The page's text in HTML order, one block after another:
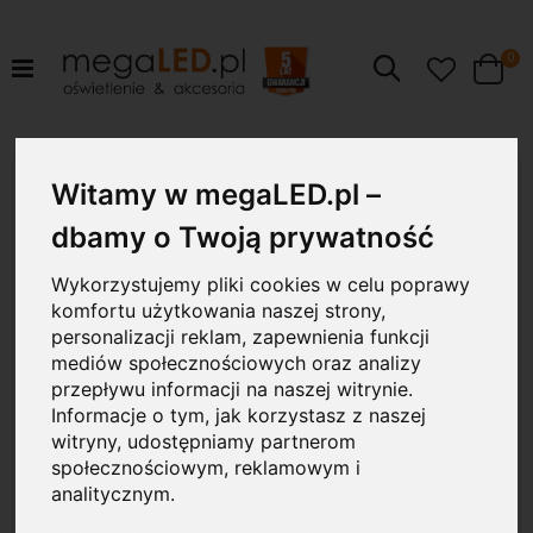
Witamy w megaLED.pl –
dbamy o Twoją prywatność
Wykorzystujemy pliki cookies w celu poprawy
komfortu użytkowania naszej strony,
personalizacji reklam, zapewnienia funkcji
mediów społecznościowych oraz analizy
przepływu informacji na naszej witrynie.
Informacje o tym, jak korzystasz z naszej
witryny, udostępniamy partnerom
społecznościowym, reklamowym i
analitycznym.
Szukaj Cart
0
koniec
galerii
18W